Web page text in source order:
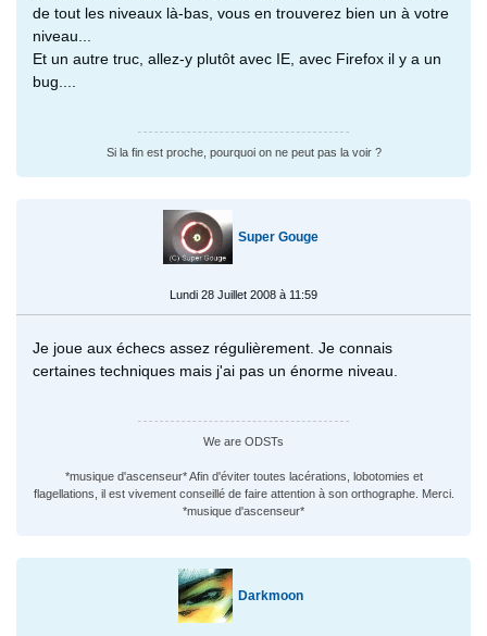
de tout les niveaux là-bas, vous en trouverez bien un à votre
niveau...
Et un autre truc, allez-y plutôt avec IE, avec Firefox il y a un
bug....
Si la fin est proche, pourquoi on ne peut pas la voir ?
Super Gouge
Lundi 28 Juillet 2008 à 11:59
Je joue aux échecs assez régulièrement. Je connais
certaines techniques mais j'ai pas un énorme niveau.
We are ODSTs
*musique d'ascenseur* Afin d'éviter toutes lacérations, lobotomies et
flagellations, il est vivement conseillé de faire attention à son orthographe. Merci.
*musique d'ascenseur*
Darkmoon